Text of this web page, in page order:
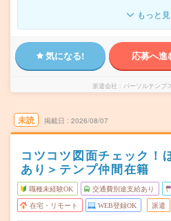
もっと
気になる! 応募へ進
派遣会社 パーソルテンプ
未読 掲載日 2026/08/07
コツコツ図面チェック！
あり＞テンプ仲間在籍
職種未経験OK 交通費別途支給あり
在宅・リモート WEB登録OK 派遣